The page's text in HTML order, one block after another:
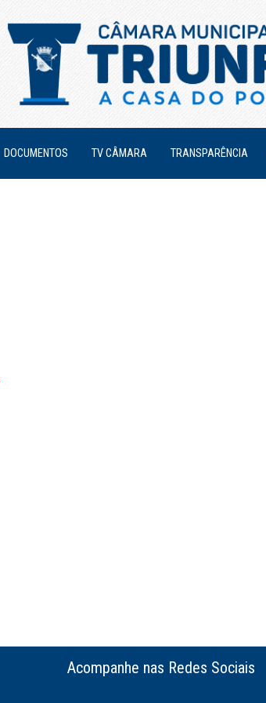
DOCUMENTOS TV CÂMARA TRANSPARÊNCIA
Acompanhe nas Redes Sociais